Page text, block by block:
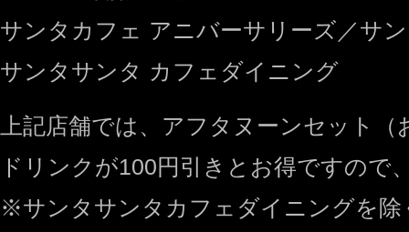
サンタカフェ アニバーサリーズ／サ
サンタサンタ カフェダイニング
上記店舗では、アフタヌーンセット
ドリンクが100円引きとお得ですので
※サンタサンタカフェダイニングを除